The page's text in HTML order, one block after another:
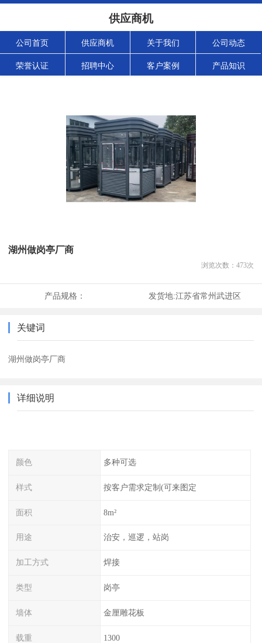
供应商机
公司首页 供应商机 关于我们 公司动态
荣誉认证 招聘中心 客户案例 产品知识
湖州做岗亭厂商
浏览次数： 473次
产品规格： 发货地:江苏省常州武进区
关键词
湖州做岗亭厂商
详细说明
颜色 多种可选
样式 按客户需求定制(可来图定
面积 8m²
用途 治安，巡逻，站岗
加工方式 焊接
类型 岗亭
墙体 金厘雕花板
载重 1300